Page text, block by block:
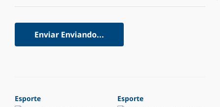
Enviar Enviando...
Esporte Esporte